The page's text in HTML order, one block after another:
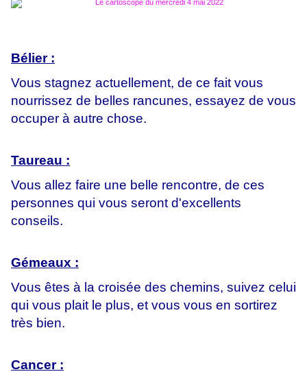
Bélier :
Vous stagnez actuellement, de ce fait vous
nourrissez de belles rancunes, essayez de vous
occuper à autre chose.
Taureau :
Vous allez faire une belle rencontre, de ces
personnes qui vous seront d'excellents
conseils.
Gémeaux :
Vous êtes à la croisée des chemins, suivez celui
qui vous plait le plus, et vous vous en sortirez
très bien.
Cancer :